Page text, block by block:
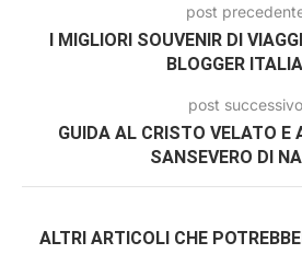
post
I MIGLIORI SOUVENIR DI
BLOGGER
post successivo
GUIDA AL CRISTO VELATO E
SANSEVERO DI
ALTRI ARTICOLI CHE